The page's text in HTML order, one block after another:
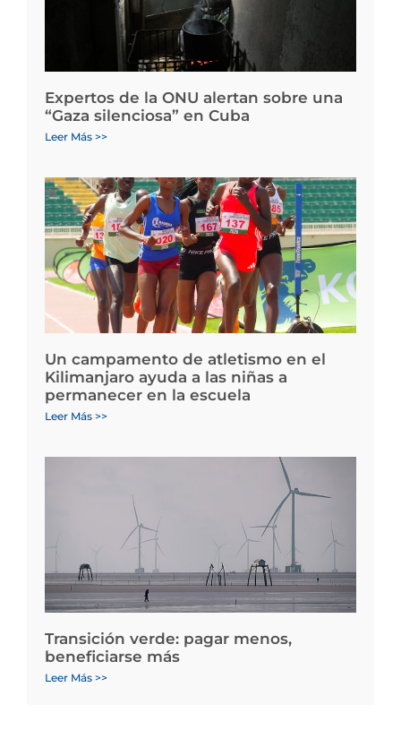
Expertos de la ONU alertan sobre una
“Gaza silenciosa” en Cuba
Leer Más >>
Un campamento de atletismo en el
Kilimanjaro ayuda a las niñas a
permanecer en la escuela
Leer Más >>
Transición verde: pagar menos,
beneficiarse más
Leer Más >>